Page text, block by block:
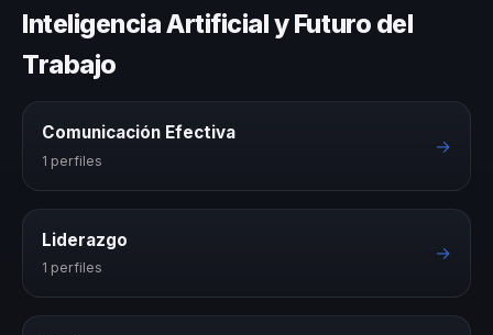
Inteligencia Artificial y Futuro del
Trabajo
Comunicación Efectiva
1 perfiles
→
Liderazgo
1 perfiles
→